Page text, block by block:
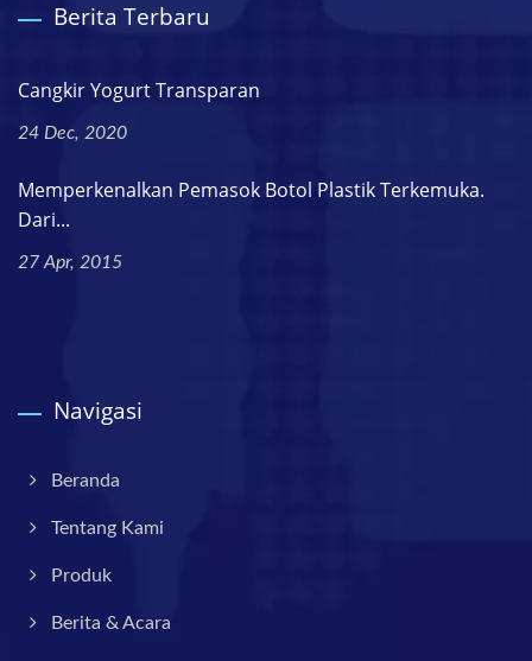
Berita Terbaru
Cangkir Yogurt Transparan
24 Dec, 2020
Memperkenalkan Pemasok Botol Plastik Terkemuka.
Dari...
27 Apr, 2015
Navigasi
Beranda
Tentang Kami
Produk
Berita & Acara